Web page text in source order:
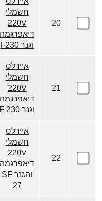
20
חשמלי
220V
דיאפרגמה
וגנר F230
21
איירלס
חשמלי
220V
דיאפרגמה
וגנר F 230
22
איירלס
חשמלי
220V
דיאפרגמה
והגנר SF
27